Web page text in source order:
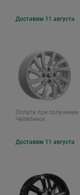
Доставим 11 августа
Оплата при получении
Челябинск
Доставим 11 августа